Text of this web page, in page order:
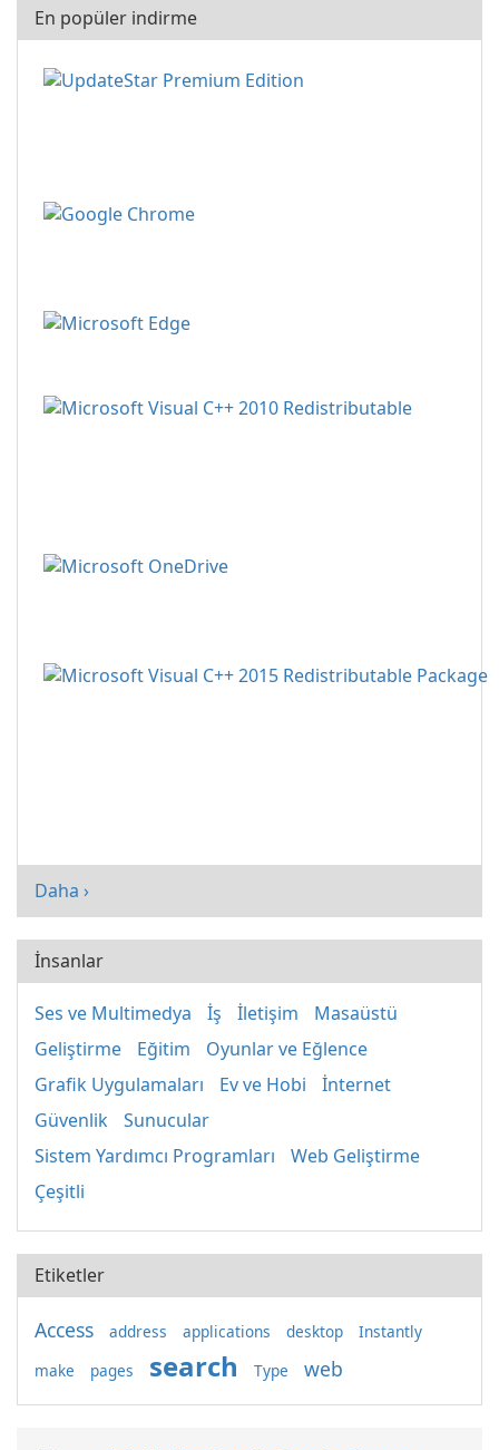
En popüler indirme
Daha ›
İnsanlar
Ses ve Multimedya İş İletişim
Masaüstü
Geliştirme
Eğitim
Oyunlar ve Eğlence
Grafik Uygulamaları
Ev ve Hobi
İnternet
Güvenlik
Sunucular
Sistem Yardımcı Programları
Web Geliştirme
Çeşitli
Etiketler
Access address applications desktop
Instantly
make
pages search Type web